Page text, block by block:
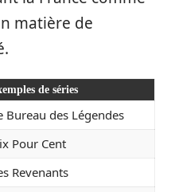
matière de
de séries
Bureau des Légendes
Pour Cent
Revenants